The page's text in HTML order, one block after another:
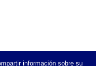
información sobre su